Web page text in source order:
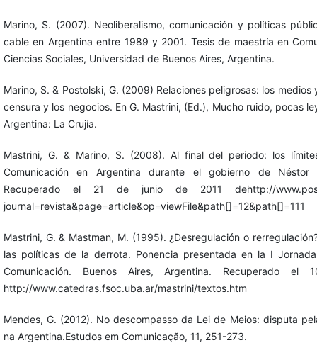
Marino, S. (2007). Neoliberalismo, comunicación y políticas
cable en Argentina entre 1989 y 2001. Tesis de maestría en
Ciencias Sociales, Universidad de Buenos Aires, Argentina.
Marino, S. & Postolski, G. (2009) Relaciones peligrosas: los
censura y los negocios. En G. Mastrini, (Ed.), Mucho ruido, pocas
Argentina: La Crujía.
Mastrini, G. & Marino, S. (2008). Al final del periodo: los
Comunicación en Argentina durante el gobierno de Néstor
Recuperado el 21 de junio de 2011 dehttp://
journal=revista&page=article&op=viewFile&path[]=12&path[]=111
Mastrini, G. & Mastman, M. (1995). ¿Desregulación o
las políticas de la derrota. Ponencia presentada en la I
Comunicación. Buenos Aires, Argentina. Recuperado
http://www.catedras.fsoc.uba.ar/mastrini/textos.htm
Mendes, G. (2012). No descompasso da Lei de Meios: disputa
na Argentina.Estudos em Comunicação, 11, 251-273.